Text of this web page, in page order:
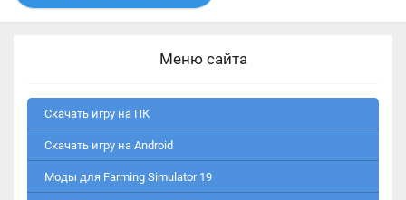
Меню сайта
Скачать игру на ПК
Скачать игру на Android
Моды для Farming Simulator 19